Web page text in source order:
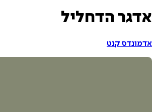
אדגר הדחליל
אדמונדס קנט